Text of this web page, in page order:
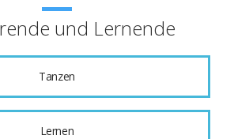
und Lernende
Tanzen
Lernen